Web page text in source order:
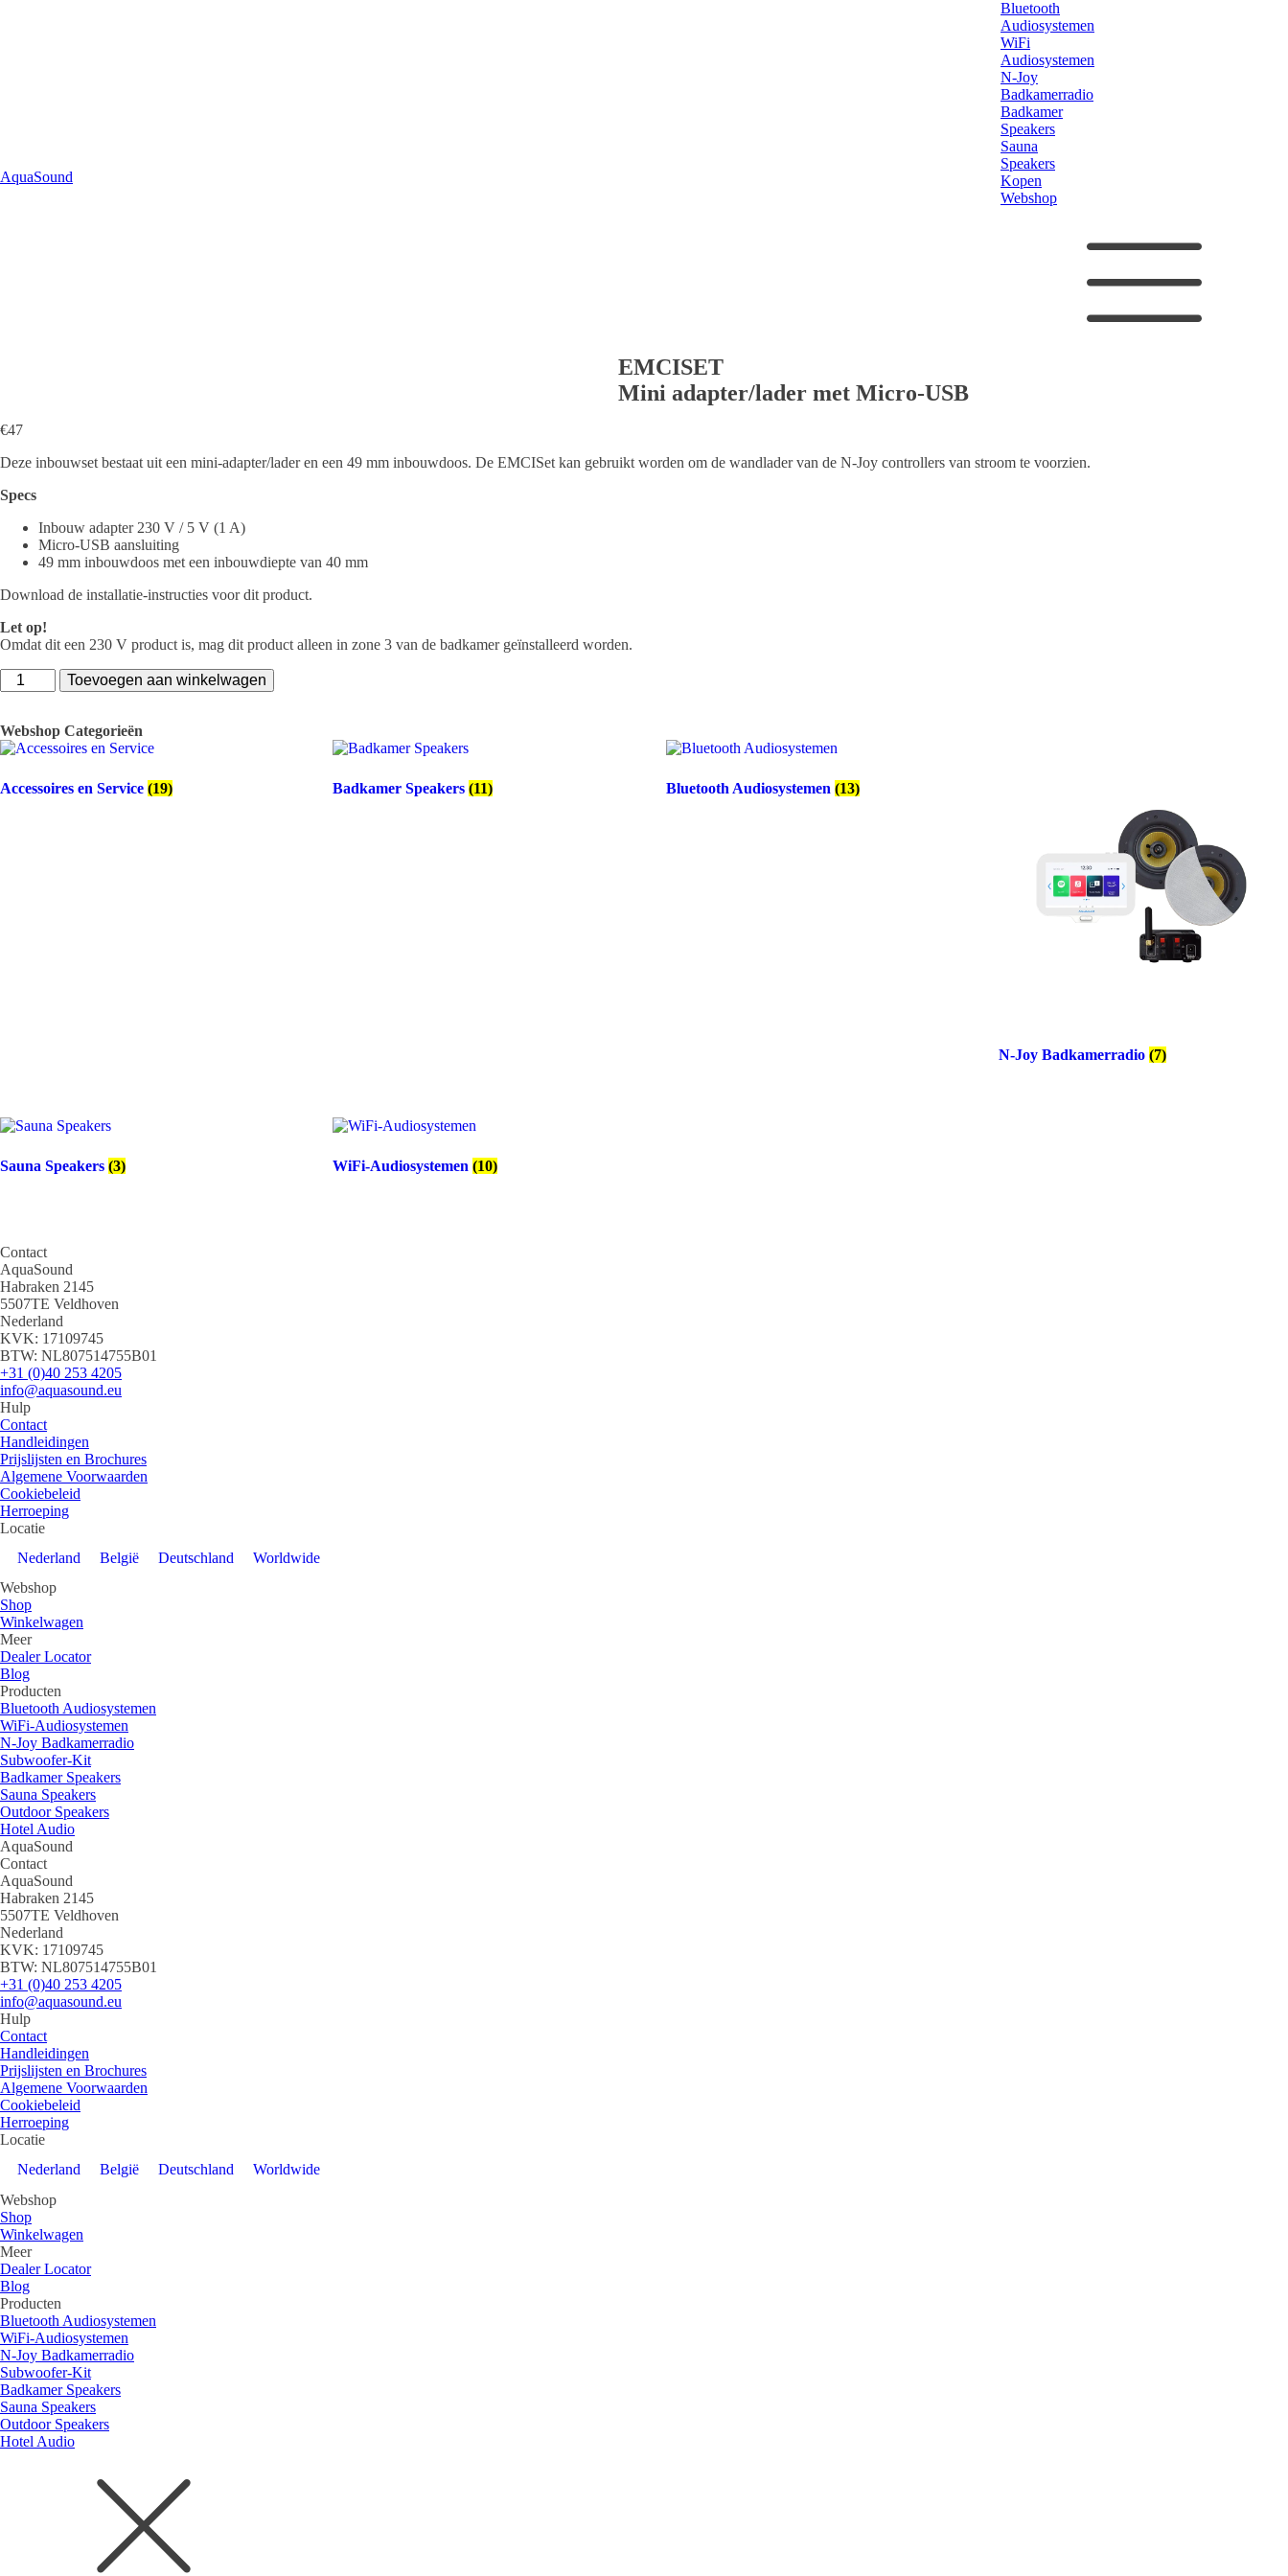
AquaSound
Bluetooth
Audiosystemen
WiFi
Audiosystemen
N-Joy
Badkamerradio
Badkamer
Speakers
Sauna
Speakers
Kopen
Webshop
EMCISET
Mini adapter/lader met Micro-USB
€47
Deze inbouwset bestaat uit een mini-adapter/lader en een 49 mm inbouwdoos. De EMCISet kan gebruikt worden om de wandlader van de N-Joy controllers van stroom te voorzien.
Specs
Inbouw adapter 230 V / 5 V (1 A)
Micro-USB aansluiting
49 mm inbouwdoos met een inbouwdiepte van 40 mm
Download de installatie-instructies voor dit product.
Let op!
Omdat dit een 230 V product is, mag dit product alleen in zone 3 van de badkamer geïnstalleerd worden.
EMCISET
Mini
met
Micro-
aantal
Toevoegen aan winkelwagen
Webshop Categorieën
Accessoires en Service (19) Badkamer Speakers(11) Bluetooth Audiosystemen (13)
N-Joy Badkamerradio(7)
Sauna Speakers (3) WiFi-Audiosystemen(10)
Contact
AquaSound
Habraken 2145
5507TE Veldhoven
Nederland
KVK: 17109745
BTW: NL807514755B01
+31 (0)40 253 4205
info@aquasound.eu
Hulp
Contact
Handleidingen
Prijslijsten en Brochures
Algemene Voorwaarden
Cookiebeleid
Herroeping
Locatie
Nederland
België Deutschland
Worldwide
Webshop
Shop
Winkelwagen
Meer
Dealer Locator
Blog
Producten
Bluetooth Audiosystemen
WiFi-Audiosystemen
N-Joy Badkamerradio
Subwoofer-Kit
Badkamer Speakers
Sauna Speakers
Outdoor Speakers
Hotel Audio
AquaSound
Contact
AquaSound
Habraken 2145
5507TE Veldhoven
Nederland
KVK: 17109745
BTW: NL807514755B01
+31 (0)40 253 4205
info@aquasound.eu
Hulp
Contact
Handleidingen
Prijslijsten en Brochures
Algemene Voorwaarden
Cookiebeleid
Herroeping
Locatie
Nederland
België Deutschland
Worldwide
Webshop
Shop
Winkelwagen
Meer
Dealer Locator
Blog
Producten
Bluetooth Audiosystemen
WiFi-Audiosystemen
N-Joy Badkamerradio
Subwoofer-Kit
Badkamer Speakers
Sauna Speakers
Outdoor Speakers
Hotel Audio